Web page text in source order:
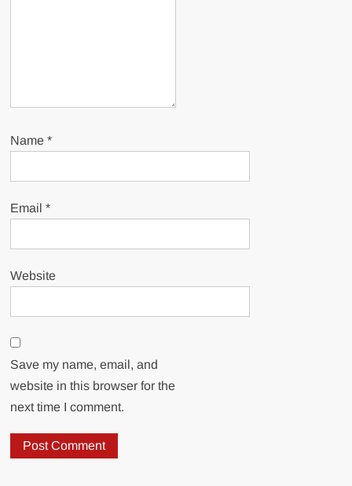
Name*
Email*
Website
Save my name, email, and
website in this browser for the
next time I comment.